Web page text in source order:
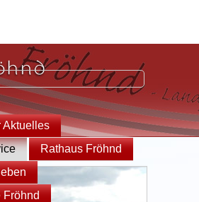
Aktuelles
Rathaus Fröhnd
Fröhnd